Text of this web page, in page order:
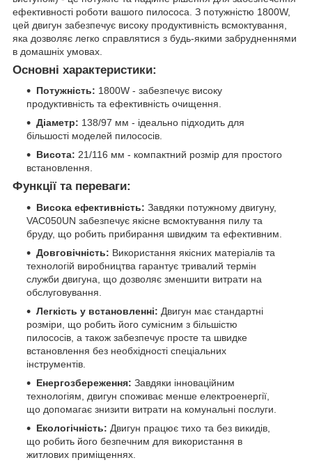
ефективності роботи вашого пилососа. З потужністю 1800W,
цей двигун забезпечує високу продуктивність всмоктування,
яка дозволяє легко справлятися з будь-якими забрудненнями
в домашніх умовах.
Основні характеристики:
Потужність: 1800W - забезпечує високу
продуктивність та ефективність очищення.
Діаметр: 138/97 мм - ідеально підходить для
більшості моделей пилососів.
Висота: 21/116 мм - компактний розмір для простого
встановлення.
Функції та переваги:
Висока ефективність: Завдяки потужному двигуну,
VAC050UN забезпечує якісне всмоктування пилу та
бруду, що робить прибирання швидким та ефективним.
Довговічність: Використання якісних матеріалів та
технологій виробництва гарантує тривалий термін
служби двигуна, що дозволяє зменшити витрати на
обслуговування.
Легкість у встановленні: Двигун має стандартні
розміри, що робить його сумісним з більшістю
пилососів, а також забезпечує просте та швидке
встановлення без необхідності спеціальних
інструментів.
Енергозбереження: Завдяки інноваційним
технологіям, двигун споживає менше електроенергії,
що допомагає знизити витрати на комунальні послуги.
Екологічність: Двигун працює тихо та без викидів,
що робить його безпечним для використання в
житлових приміщеннях.